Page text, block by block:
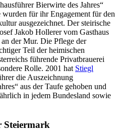
Bierwirte des Jahres“
für ihr Engagement für den
ausgezeichnet. Der steirische
Jakob Hollerer vom Gasthaus
der Mur. Die Pflege der
Teil der heimischen
führende Privatbrauerei
Rolle. 2001 hat Stiegl
die Auszeichnung
aus der Taufe gehoben und
in jedem Bundesland sowie
Steiermark